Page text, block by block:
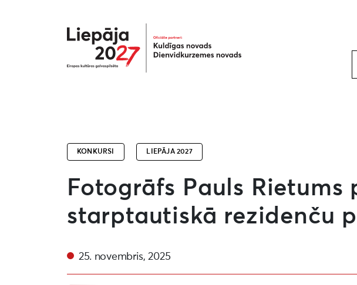
Liepāja2027
KONKURSI LIEPĀJA 2027
Fotogrāfs Pauls Rietums
starptautiskā rezidenču
25. novembris, 2025